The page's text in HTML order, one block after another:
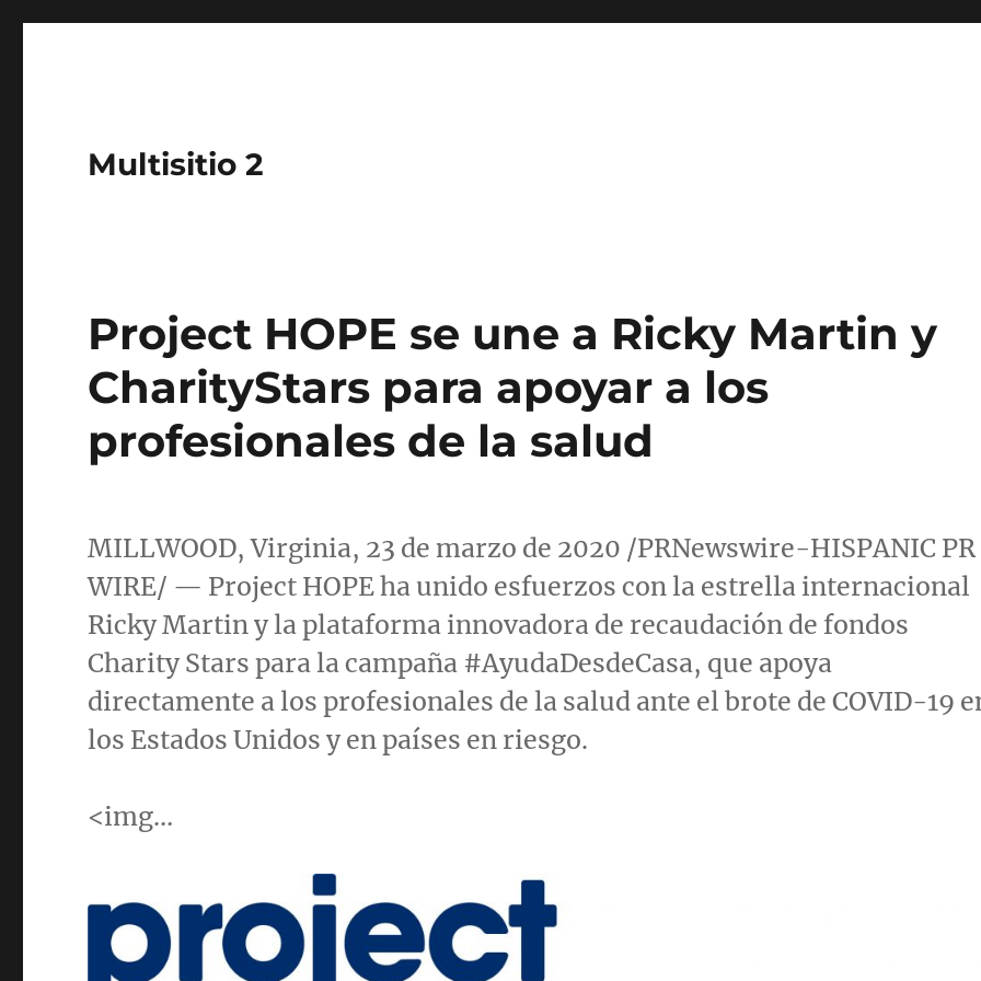
Multisitio 2
Project HOPE se une a Ricky Martin y
CharityStars para apoyar a los
profesionales de la salud
MILLWOOD, Virginia, 23 de marzo de 2020 /PRNewswire-HISPANIC PR
WIRE/ — Project HOPE ha unido esfuerzos con la estrella internacional
Ricky Martiny la plataforma innovadora de recaudación de fondos
Charity Stars para la campaña #AyudaDesdeCasa, que apoya
directamente a los profesionales de la salud ante el brote de COVID-19
los Estados Unidos y en países en riesgo.
<img…